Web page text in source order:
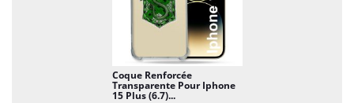
Coque Renforcée
Transparente Pour Iphone
15 Plus (6.7)...